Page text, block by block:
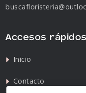
Accesos rápidos
Inicio
Contacto